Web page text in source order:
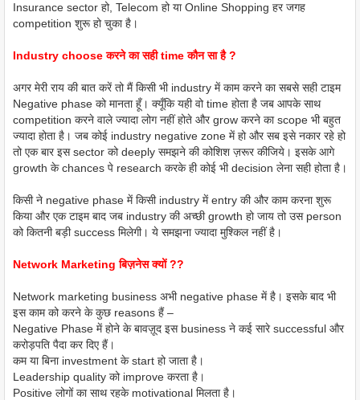
Insurance sector हो, Telecom हो या Online Shopping हर जगह
competition शुरू हो चुका है।
Industry choose करने का सही time कौन सा है ?
अगर मेरी राय की बात करें तो मैं किसी भी industry में काम करने का सबसे सही टाइम
Negative phase को मानता हूँ। क्यूँकि यही वो time होता है जब आपके साथ
competition करने वाले ज्यादा लोग नहीं होते और grow करने का scope भी बहुत
ज्यादा होता है। जब कोई industry negative zone में हो और सब इसे नकार रहे हो
तो एक बार इस sector को deeply समझने की कोशिश ज़रूर कीजिये। इसके आगे
growth के chances पे research करके ही कोई भी decision लेना सही होता है।
किसी ने negative phase में किसी industry में entry की और काम करना शुरू
किया और एक टाइम बाद जब industry की अच्छी growth हो जाय तो उस person
को कितनी बड़ी success मिलेगी। ये समझना ज्यादा मुश्किल नहीं है।
Network Marketing बिज़नेस क्यों ??
Network marketing business अभी negative phase में है। इसके बाद भी
इस काम को करने के कुछ reasons हैं –
Negative Phase में होने के बावज़ूद इस business ने कई सारे successful और
करोड़पति पैदा कर दिए हैं।
कम या बिना investment के start हो जाता है।
Leadership quality को improve करता है।
Positive लोगों का साथ रहके motivational मिलता है।